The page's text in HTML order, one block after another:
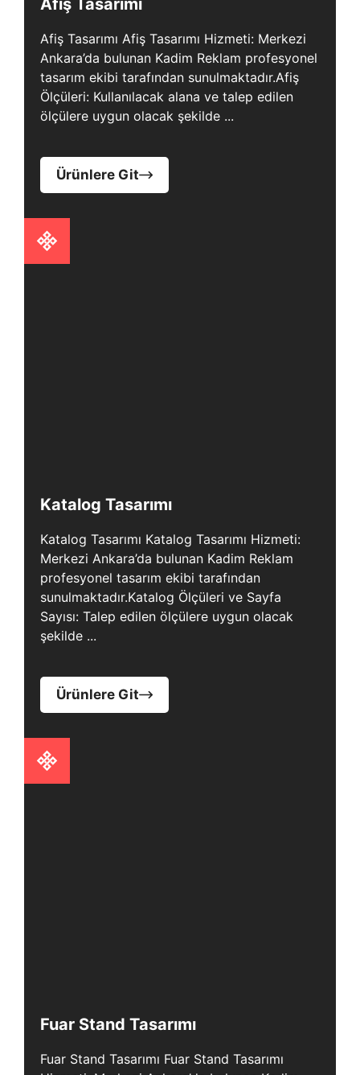
Afiş Tasarımı
Afiş Tasarımı Afiş Tasarımı Hizmeti: Merkezi
Ankara’da bulunan Kadim Reklam profesyonel
tasarım ekibi tarafından sunulmaktadır.Afiş
Ölçüleri: Kullanılacak alana ve talep edilen
ölçülere uygun olacak şekilde ...
Ürünlere Git
Katalog Tasarımı
Katalog Tasarımı Katalog Tasarımı Hizmeti:
Merkezi Ankara’da bulunan Kadim Reklam
profesyonel tasarım ekibi tarafından
sunulmaktadır.Katalog Ölçüleri ve Sayfa
Sayısı: Talep edilen ölçülere uygun olacak
şekilde ...
Ürünlere Git
Fuar Stand Tasarımı
Fuar Stand Tasarımı Fuar Stand Tasarımı